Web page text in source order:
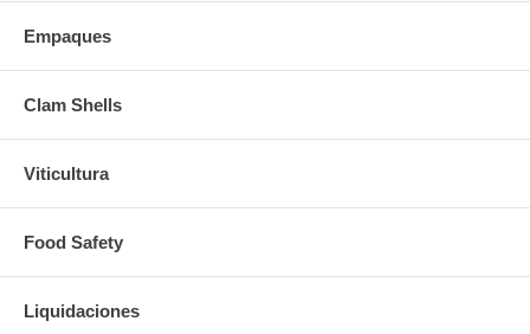
Empaques
Clam Shells
Viticultura
Food Safety
Liquidaciones